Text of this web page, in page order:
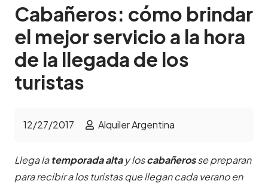
Cabañeros: cómo brindar
el mejor servicio a la hora
de la llegada de los
turistas
12/27/2017 Alquiler Argentina
Llega latemporada altay loscabañerosse preparan
para recibir a los turistas que llegan cada verano en